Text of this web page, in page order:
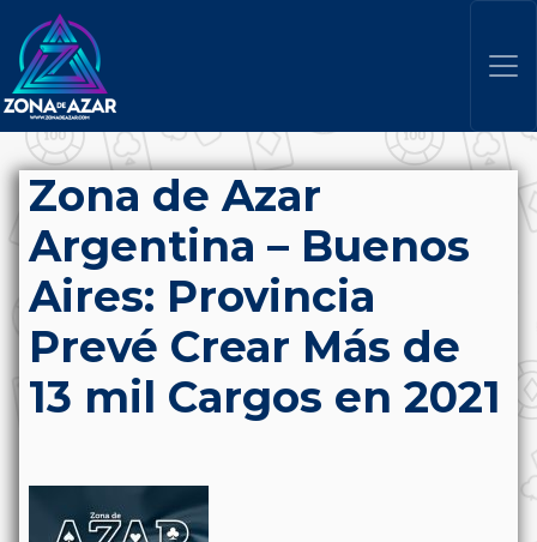
Zona de Azar
Argentina – Buenos
Aires: Provincia
Prevé Crear Más de
13 mil Cargos en 2021